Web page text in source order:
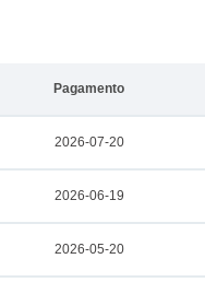
Pagamento
2026-07-20
2026-06-19
2026-05-20